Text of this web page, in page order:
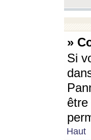
»
Si
Haut